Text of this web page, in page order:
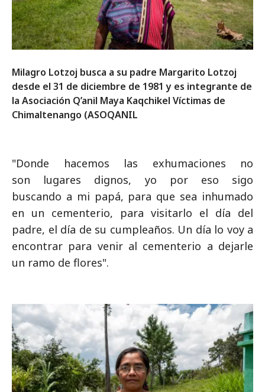
Milagro Lotzoj busca a su padre Margarito Lotzoj
desde el 31 de diciembre de 1981 y es integrante de
la Asociación Q’anil Maya Kaqchikel Víctimas de
Chimaltenango (ASOQANIL
"Donde hacemos las exhumaciones no
son lugares dignos, yo por eso sigo
buscando a mi papá, para que sea inhumado
en un cementerio, para visitarlo el día del
padre, el día de su cumpleaños. Un día lo voy a
encontrar para venir al cementerio a dejarle
un ramo de flores".